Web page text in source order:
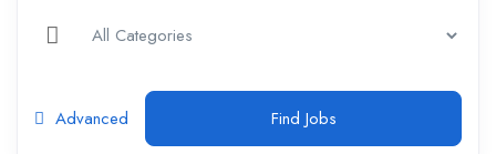
Advanced Find Jobs